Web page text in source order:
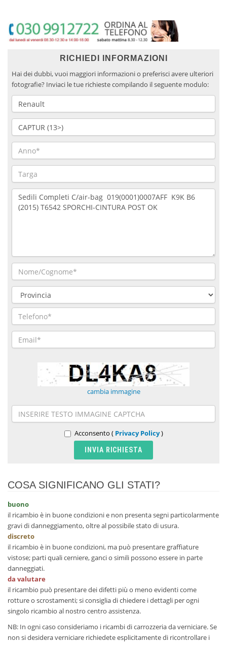
RICHIEDI INFORMAZIONI
Hai dei dubbi, vuoi maggiori informazioni o preferisci avere ulteriori
fotografie? Inviaci le tue richieste compilando il seguente modulo:
cambia immagine
Acconsento ( Privacy Policy)
COSA SIGNIFICANO GLI STATI?
buono
il ricambio è in buone condizioni e non presenta segni particolarmente
gravi di danneggiamento, oltre al possibile stato di usura.
discreto
il ricambio è in buone condizioni, ma può presentare graffiature
vistose; parti quali cerniere, ganci o simili possono essere in parte
danneggiati.
da valutare
il ricambio può presentare dei difetti più o meno evidenti come
rotture o scrostamenti; si consiglia di chiedere i dettagli per ogni
singolo ricambio al nostro centro assistenza.
NB: In ogni caso consideriamo i ricambi di carrozzeria da verniciare. Se
non si desidera verniciare richiedete esplicitamente di ricontrollare i